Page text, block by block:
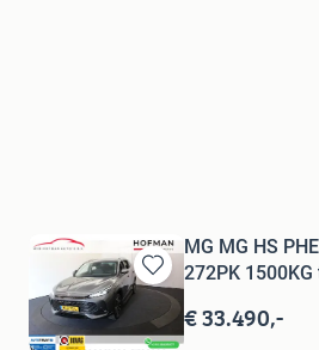
Bewaren
in
Mijn
MG MG HS
272PK
€ 33.490,-